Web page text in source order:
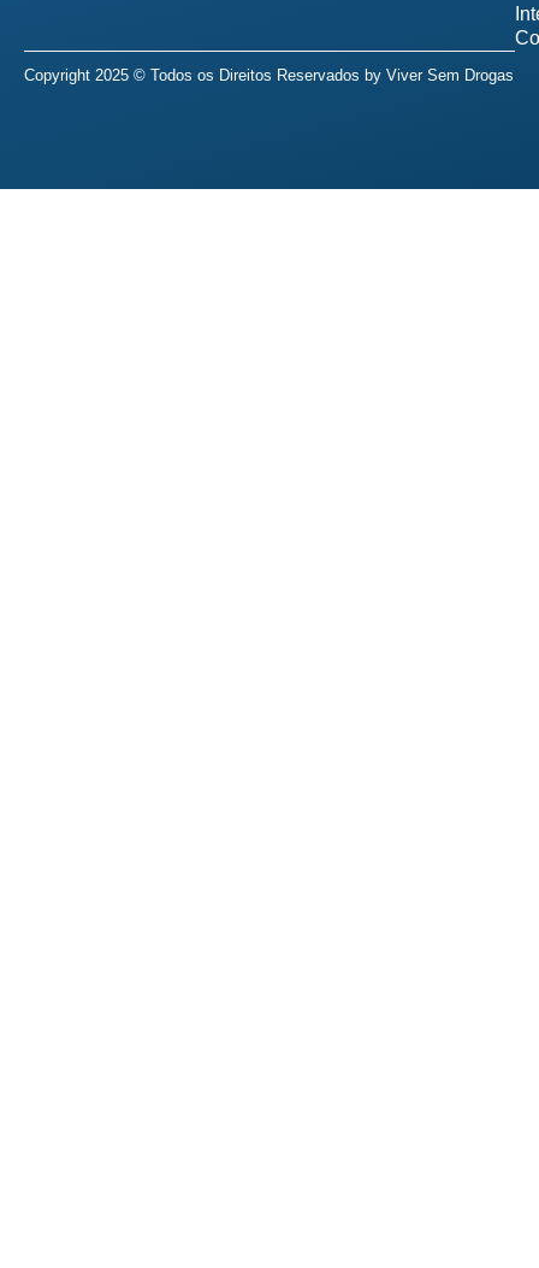
Copyright 2025 © Todos os Direitos Reservados by Viver Sem Drogas